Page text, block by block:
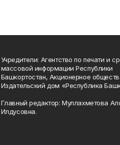
Учредители: Агентство по печати и
массовой информации Республики
Башкортостан, Акционерное
Издательский дом «Республика
Главный редактор: Муллахметова
Илдусовна.